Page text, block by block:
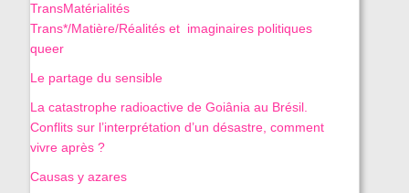
TransMatérialités
Trans*/Matière/Réalités et imaginaires politiques
queer
Le partage du sensible
La catastrophe radioactive de Goiânia au Brésil.
Conflits sur l’interprétation d’un désastre, comment
vivre après ?
Causas y azares